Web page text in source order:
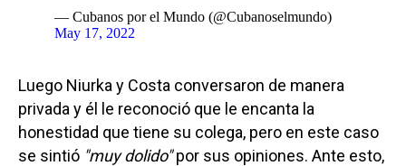
— Cubanos por el Mundo (@Cubanoselmundo)
May 17, 2022
Luego Niurka y Costa conversaron de manera
privada y él le reconoció que le encanta la
honestidad que tiene su colega, pero en este caso
se sintió "muy dolido"por sus opiniones. Ante esto,